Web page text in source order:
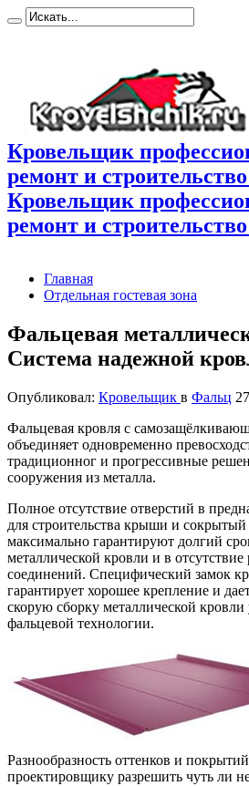
Кровельщик
ремонт и
Кровельщик
ремонт и
Главная
Отдельная гостевая зона
Фальцевая
Система надежной
Опубликовал: Кровельщик в Фальц
Фальцевая кровля с
объединяет одновременно
традиционног и прогрессивные
сооружения из металла.
Полное отсутствие отверстий в
для строительства крыши и
максимально гарантируют долгий
металлической кровли и в
соединений. Специфический замок
гарантирует хорошее крепление и
скорую сборку металлической
фальцевой технологии.
Разнообразность оттенков и
проектировщику разрешить чуть ли